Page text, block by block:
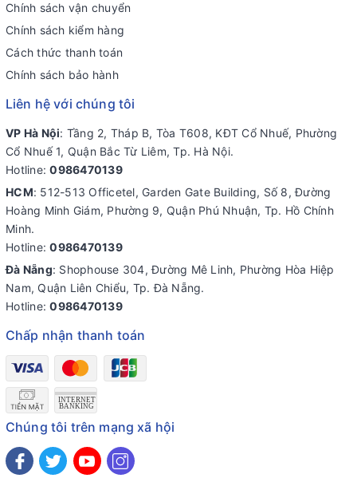
Chính sách vận chuyển
Chính sách kiểm hàng
Cách thức thanh toán
Chính sách bảo hành
Liên hệ với chúng tôi
VP Hà Nội: Tầng 2, Tháp B, Tòa T608, KĐT Cổ Nhuế, Phường
Cổ Nhuế 1, Quận Bắc Từ Liêm, Tp. Hà Nội.
Hotline:0986470139
HCM: 512-513 Officetel, Garden Gate Building, Số 8, Đường
Hoàng Minh Giám, Phường 9, Quận Phú Nhuận, Tp. Hồ Chính
Minh.
Hotline:0986470139
Đà Nẵng: Shophouse 304, Đường Mê Linh, Phường Hòa Hiệp
Nam, Quận Liên Chiểu, Tp. Đà Nẵng.
Hotline:0986470139
Chấp nhận thanh toán
Chúng tôi trên mạng xã hội